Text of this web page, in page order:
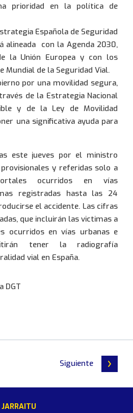
prioridad en la política de
Española de Seguridad
alineada con la Agenda 2030,
la Unión Europea y con los
Mundial de la Seguridad Vial.
por una movilidad segura,
de la Estrategia Nacional
y de la Ley de Movilidad
una significativa ayuda para
este jueves por el ministro
y referidas solo a
ocurridos en vías
registradas hasta las 24
el accidente. Las cifras
que incluirán las victimas a
ocurridos en vías urbanas e
tener la radiografía
vial en España.
DGT
Siguiente
JARRAITU